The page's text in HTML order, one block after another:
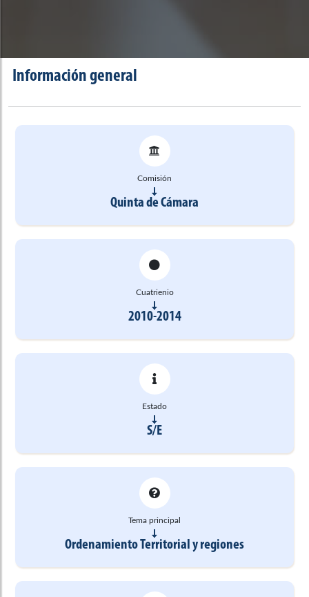
Información general
Comisión
Quinta de Cámara
Cuatrienio
2010-2014
Estado
S/E
Tema principal
Ordenamiento Territorial y regiones